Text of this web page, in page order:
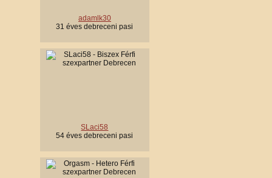
adamlk30
31 éves debreceni pasi
SLaci58
54 éves debreceni pasi